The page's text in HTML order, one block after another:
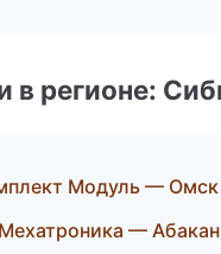
в регионе:
Модуль — Омск
— Абакан